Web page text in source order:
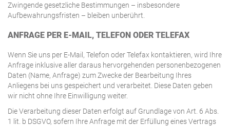
Zwingende gesetzliche Bestimmungen – insbesondere
Aufbewahrungsfristen – bleiben unberührt.
ANFRAGE PER E-MAIL, TELEFON ODER TELEFAX
Wenn Sie uns per E-Mail, Telefon oder Telefax kontaktieren, wird Ihre
Anfrage inklusive aller daraus hervorgehenden personenbezogenen
Daten (Name, Anfrage) zum Zwecke der Bearbeitung Ihres
Anliegens bei uns gespeichert und verarbeitet. Diese Daten geben
wir nicht ohne Ihre Einwilligung weiter.
Die Verarbeitung dieser Daten erfolgt auf Grundlage von Art. 6 Abs.
1 lit. b DSGVO, sofern Ihre Anfrage mit der Erfüllung eines Vertrags